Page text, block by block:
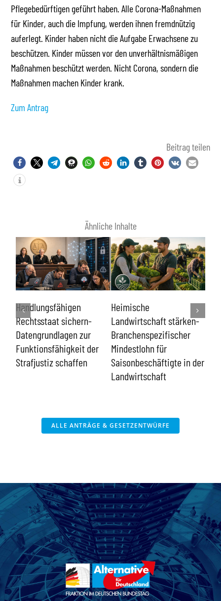
Pflegebedürftigen geführt haben. Alle Corona-Maßnahmen
für Kinder, auch die Impfung, werden ihnen fremdnützig
auferlegt. Kinder haben nicht die Aufgabe Erwachsene zu
beschützen. Kinder müssen vor den unverhältnismäßigen
Maßnahmen beschützt werden. Nicht Corona, sondern die
Maßnahmen machen Kinder krank.
Zum Antrag
Beitrag teilen
Ähnliche Inhalte
Handlungsfähigen
Rechtsstaat sichern-
Datengrundlagen zur
Funktionsfähigkeit der
Strafjustiz schaffen
Heimische
Landwirtschaft stärken-
Branchenspezifischer
Mindestlohn für
Saisonbeschäftigte in der
Landwirtschaft
ALLE ANTRÄGE & GESETZENTWÜRFE